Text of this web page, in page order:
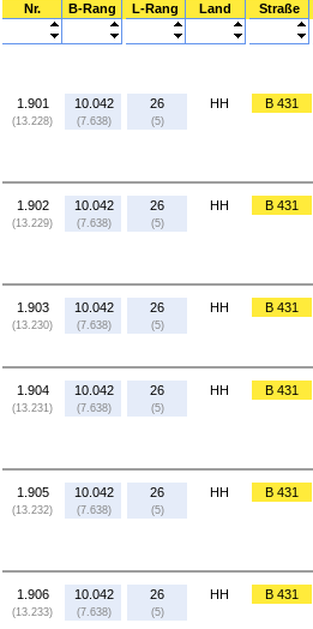
Nr. B-Rang L-Rang Land Straße
1.901
(13.228)
10.042
(7.638)
26
(5)
HH B 431
1.902
(13.229)
10.042
(7.638)
26
(5)
HH B 431
1.903
(13.230)
10.042
(7.638)
26
(5)
HH B 431
1.904
(13.231)
10.042
(7.638)
26
(5)
HH B 431
1.905
(13.232)
10.042
(7.638)
26
(5)
HH B 431
1.906
(13.233)
10.042
(7.638)
26
(5)
HH B 431